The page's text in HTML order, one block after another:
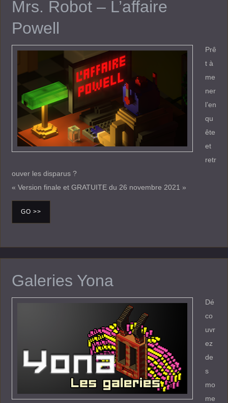
Mrs. Robot – L’affaire
Powell
Prê
t à
me
ner
l’en
qu
ête
et
retr
ouver les disparus ?
« Version finale et GRATUITE du 26 novembre 2021 »
GO >>
Galeries Yona
Dé
co
uvr
ez
de
s
mo
me